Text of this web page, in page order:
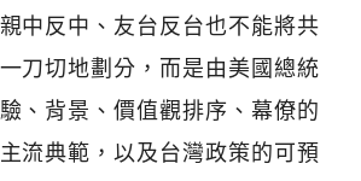
中反中、友台反台也不能將共
刀切地劃分，而是由美國總統
、背景、價值觀排序、幕僚的
流典範，以及台灣政策的可預